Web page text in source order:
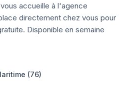
accueille à l'agence
directement chez vous pour
Disponible en semaine
(76)